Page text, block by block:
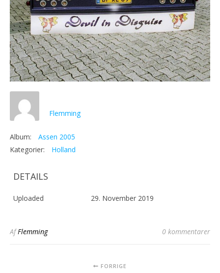
Flemming
Album:
Assen 2005
Kategorier:
Holland
DETAILS
Uploaded 29. November 2019
AfFlemming 0 kommentarer
FORRIGE